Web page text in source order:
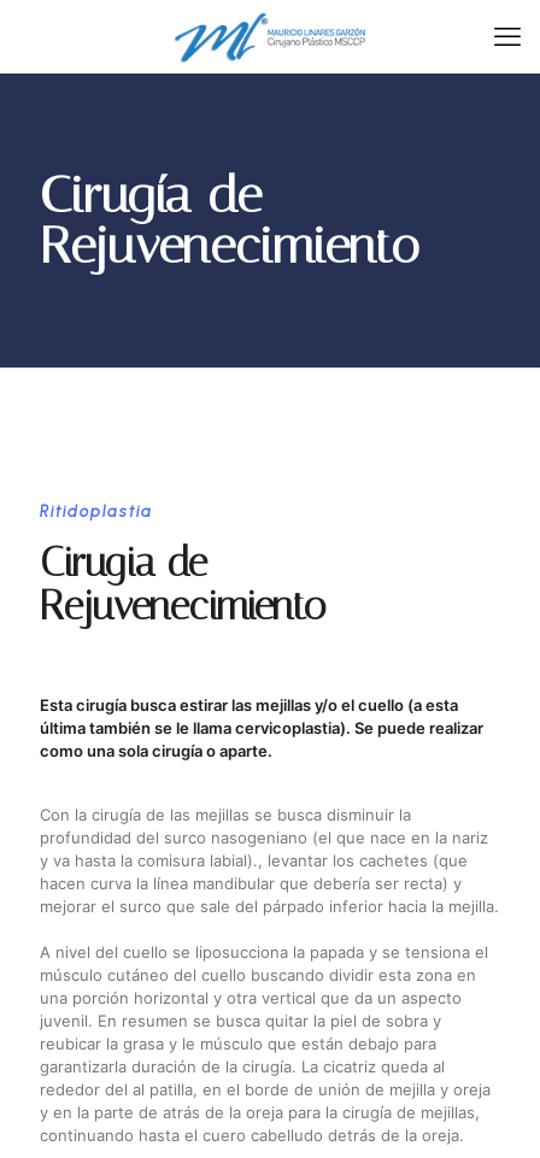
Cirugía de
Rejuvenecimiento
Ritidoplastia
Cirugia de
Rejuvenecimiento
Esta cirugía busca estirar las mejillas y/o el cuello (a esta
última también se le llama cervicoplastia). Se puede realizar
como una sola cirugía o aparte.
Con la cirugía de las mejillas se busca disminuir la
profundidad del surco nasogeniano (el que nace en la nariz
y va hasta la comisura labial)., levantar los cachetes (que
hacen curva la línea mandibular que debería ser recta) y
mejorar el surco que sale del párpado inferior hacia la mejilla.
A nivel del cuello se liposucciona la papada y se tensiona el
músculo cutáneo del cuello buscando dividir esta zona en
una porción horizontal y otra vertical que da un aspecto
juvenil. En resumen se busca quitar la piel de sobra y
reubicar la grasa y le músculo que están debajo para
garantizarla duración de la cirugía. La cicatriz queda al
rededor del al patilla, en el borde de unión de mejilla y oreja
y en la parte de atrás de la oreja para la cirugía de mejillas,
continuando hasta el cuero cabelludo detrás de la oreja.